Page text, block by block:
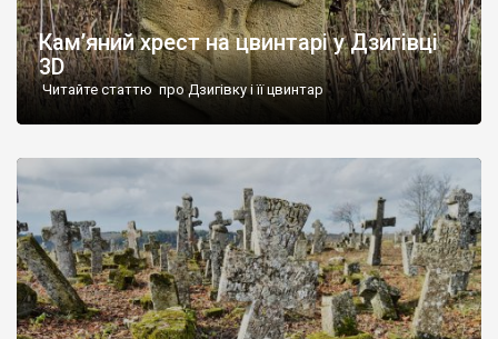
Кам’яний хрест на цвинтарі у Дзигівці
3D
Читайте статтю про Дзигівку і її цвинтар